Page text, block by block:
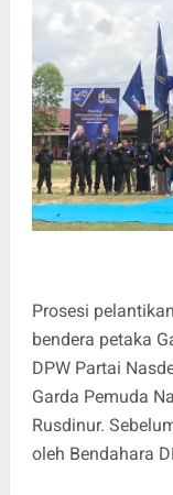
Prosesi
bendera petaka
DPW Partai
Garda Pemuda
Rusdinur.
oleh Bendahara